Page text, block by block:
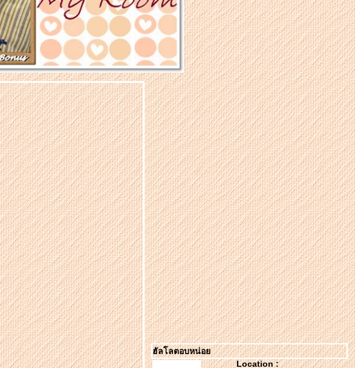
ฮัลโลตอบหน่อ
Location :